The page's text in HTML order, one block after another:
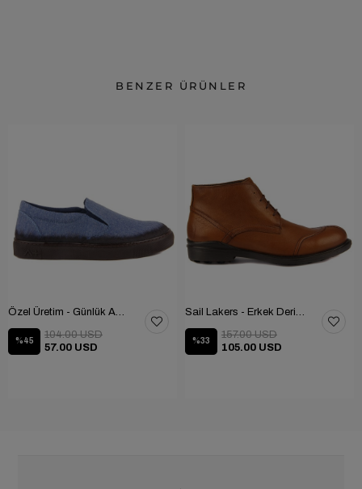
BENZER ÜRÜNLER
%45
57.00 USD
104.00 USD
%33
105.00 USD
157.00 USD